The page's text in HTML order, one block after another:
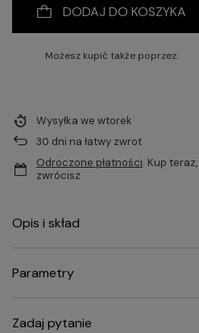
DODAJ DO KOSZYKA
Możesz kupić także poprzez:
Wysyłka we wtorek
30 dni na łatwy zwrot
Odroczone płatności. Kup
zwrócisz
Opis i skład
Parametry
Zadaj pytanie